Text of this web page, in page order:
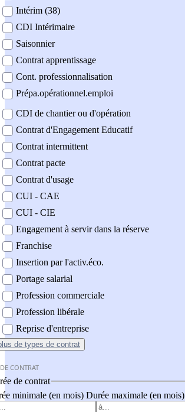
Intérim (38)
CDI Intérimaire
Saisonnier
Contrat apprentissage
Cont. professionnalisation
Prépa.opérationnel.emploi
CDI de chantier ou d'opération
Contrat d'Engagement Educatif
Contrat intermittent
Contrat pacte
Contrat d'usage
CUI - CAE
CUI - CIE
Engagement à servir dans la réserve
Franchise
Insertion par l'activ.éco.
Portage salarial
Profession commerciale
Profession libérale
Reprise d'entreprise
de types de contrat
CONTRAT
de contrat
minimale (en mois) Durée maximale (en mois)